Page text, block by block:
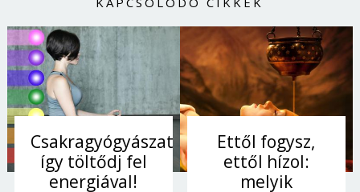
Csakragyógyászat:
így töltődj fel
energiával!
Ettől fogysz,
ettől hízol:
melyik
Borsonline bejelentkezés
E-mail cím vagy felhasználónév